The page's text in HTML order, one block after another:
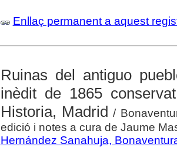
Enllaç permanent a aquest
Ruinas del antiguo
inèdit de 1865
Historia, Madrid /
edició i notes a cura de Jaume
Hernández Sanahuja,